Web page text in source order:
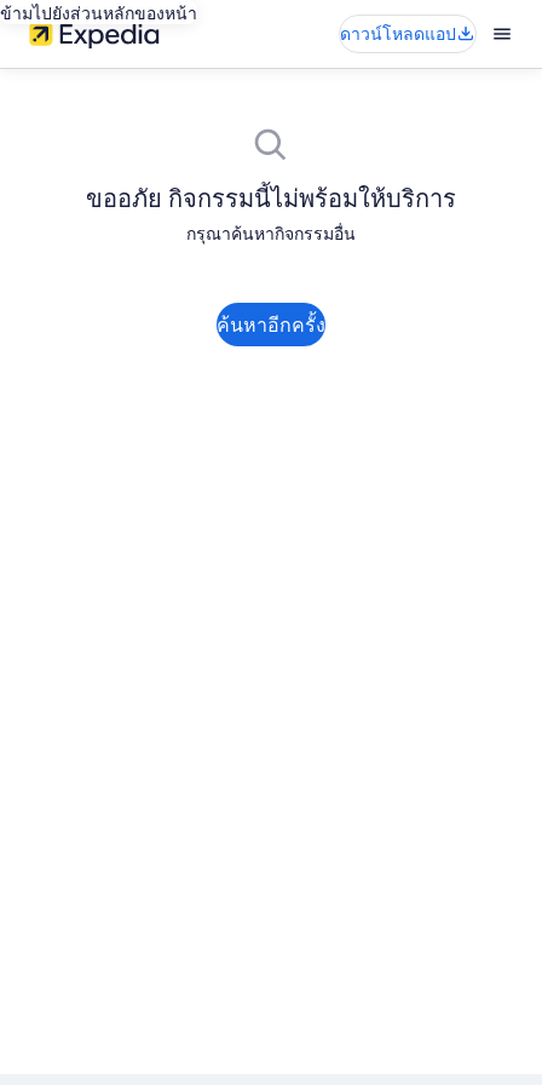
ข้ามไปยังส่วนหลักของหน้า
ดาวน์โหลดแอป
ขออภัย กิจกรรมนี้ไม่พร้อมให้บริการ
กรุณาค้นหากิจกรรมอื่น
ค้นหาอีกครั้ง